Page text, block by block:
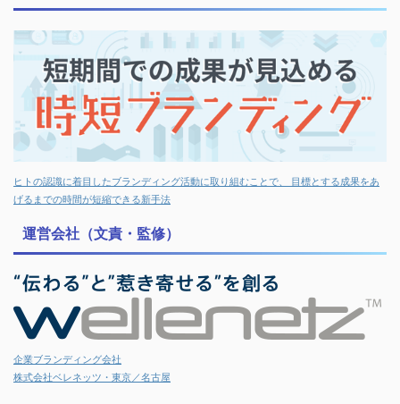
ヒトの認識に着目したブランディング活動に取り組むことで、 目標とする成果をあ
げるまでの時間が短縮できる新手法
運営会社（文責・監修）
企業ブランディング会社
株式会社ベレネッツ・東京／名古屋